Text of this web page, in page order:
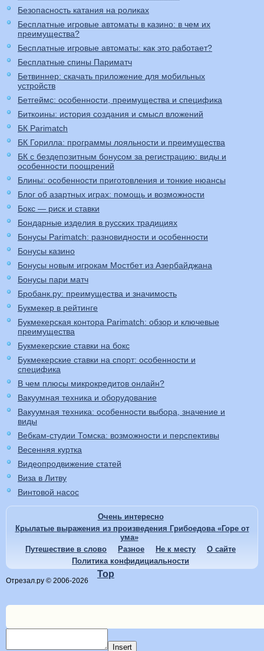
Безопасность катания на роликах
Бесплатные игровые автоматы в казино: в чем их
преимущества?
Бесплатные игровые автоматы: как это работает?
Бесплатные спины Париматч
Бетвиннер: скачать приложение для мобильных
устройств
Бетгеймс: особенности, преимущества и специфика
Биткоины: история создания и смысл вложений
БК Parimatch
БК Горилла: программы лояльности и преимущества
БК с бездепозитным бонусом за регистрацию: виды и
особенности поощрений
Блины: особенности приготовления и тонкие нюансы
Блог об азартных играх: помощь и возможности
Бокс — риск и ставки
Бондарные изделия в русских традициях
Бонусы Parimatch: разновидности и особенности
Бонусы казино
Бонусы новым игрокам Мостбет из Азербайджана
Бонусы пари матч
Бробанк.ру: преимущества и значимость
Букмекер в рейтинге
Букмекерская контора Parimatch: обзор и ключевые
преимущества
Букмекерские ставки на бокс
Букмекерские ставки на спорт: особенности и
специфика
В чем плюсы микрокредитов онлайн?
Вакуумная техника и оборудование
Вакуумная техника: особенности выбора, значение и
виды
Вебкам-студии Томска: возможности и перспективы
Весенняя куртка
Видеопродвижение статей
Виза в Литву
Винтовой насос
Очень интересно
Крылатые выражения из произведения Грибоедова «Горе от
ума»
Путешествие в слово
Разное Не к месту
О сайте
Политика конфидициальности
Отрезал.ру © 2006-2026
Top
Insert